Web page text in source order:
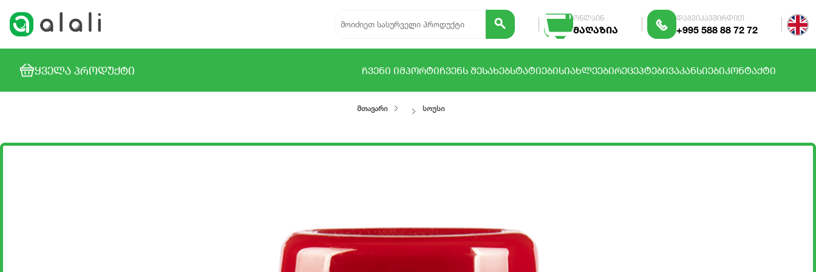
ონლაინ
მაღაზია
დაგვიკავშირდით
+995 588 88 72 72
ᲧᲕᲔᲚᲐ ᲞᲠᲝᲓᲣᲥᲢᲘ ᲩᲕᲔᲜᲘ ᲘᲛᲞᲝᲠᲢᲘᲩᲕᲔᲜᲡ ᲨᲔᲡᲐᲮᲔᲑᲡᲢᲐᲢᲘᲔᲑᲘᲡᲘᲐᲮᲚᲔᲔᲑᲘᲠᲔᲪᲔᲞᲢᲔᲑᲘᲕᲐᲙᲐᲜᲡᲘᲔᲑᲘᲙᲝᲜᲢᲐᲥᲢᲘ
მთავარი სოუსი